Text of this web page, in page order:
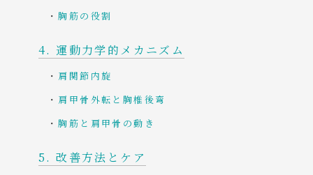
胸筋の役割
運動力学的メカニズム
肩関節内旋
肩甲骨外転と胸椎後弯
胸筋と肩甲骨の動き
改善方法とケア